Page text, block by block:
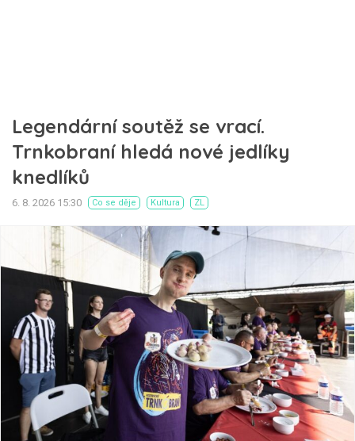
Legendární soutěž se vrací.
Trnkobraní hledá nové jedlíky
knedlíků
6. 8. 2026 15:30 Co se děje Kultura ZL